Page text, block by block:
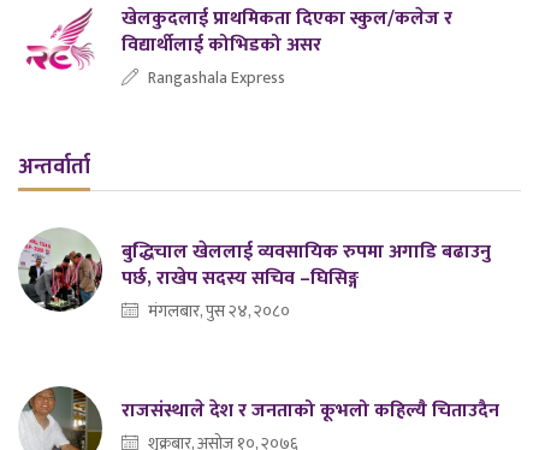
खेलकुदलाई प्राथमिकता दिएका स्कुल/कलेज र
विद्यार्थीलाई कोभिडको असर
Rangashala Express
अन्तर्वार्ता
बुद्धिचाल खेललाई व्यवसायिक रुपमा अगाडि बढाउनु
पर्छ, राखेप सदस्य सचिव –घिसिङ्ग
मंगलबार, पुस २४, २०८०
राजसंस्थाले देश र जनताको कूभलो कहिल्यै चिताउदैन
शुक्रबार, असोज १०, २०७६